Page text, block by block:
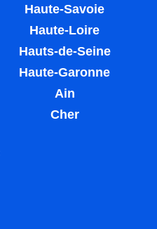
Haute-Savoie
Haute-Loire
Hauts-de-Seine
Haute-Garonne
Ain
Cher